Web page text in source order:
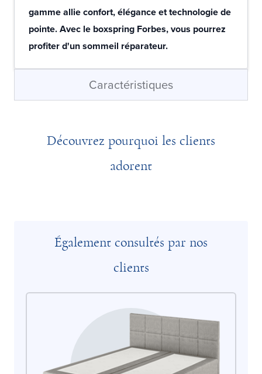
gamme allie confort, élégance et technologie de
pointe. Avec le boxspring Forbes, vous pourrez
profiter d'un sommeil réparateur.
Caractéristiques
Découvrez pourquoi les clients
adorent
Également consultés par nos
clients